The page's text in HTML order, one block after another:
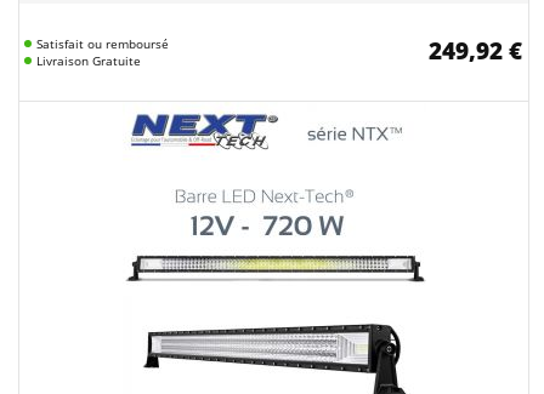
Satisfait ou remboursé
Livraison Gratuite
249,92 €